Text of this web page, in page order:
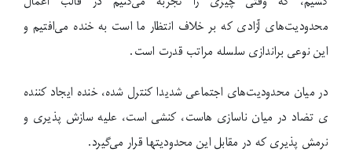
محدودیت‌های آزادی که بر خلاف انتظار ما است به خنده می‌افتیم و
این نوعی براندازی سلسله مراتب قدرت است.
در میان محدودیت‌های اجتماعی شدیدا کنترل شده، خنده ایجاد کننده
ی تضاد در میان ناسازی هاست، کنشی است، علیه سازش پذیری و
نرمش پذیری که در مقابل این محدودیتها قرار می‌گیرد.